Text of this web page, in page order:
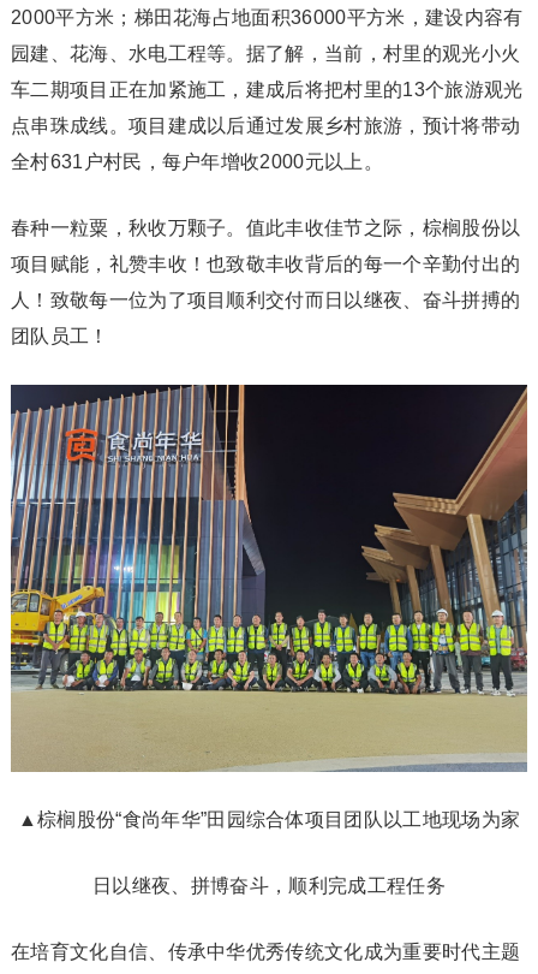
2000平方米；梯田花海占地面积36000平方米，建设内容有
园建、花海、水电工程等。据了解，当前，村里的观光小火
车二期项目正在加紧施工，建成后将把村里的13个旅游观光
点串珠成线。项目建成以后通过发展乡村旅游，预计将带动
全村631户村民，每户年增收2000元以上。
春种一粒粟，秋收万颗子。值此丰收佳节之际，棕榈股份以
项目赋能，礼赞丰收！也致敬丰收背后的每一个辛勤付出的
人！致敬每一位为了项目顺利交付而日以继夜、奋斗拼搏的
团队员工！
▲棕榈股份“食尚年华”田园综合体项目团队以工地现场为家
日以继夜、拼博奋斗，顺利完成工程任务
在培育文化自信、传承中华优秀传统文化成为重要时代主题